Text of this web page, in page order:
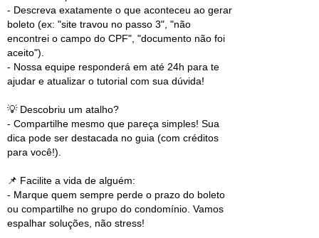
- Descreva exatamente o que aconteceu ao gerar
boleto (ex: "site travou no passo 3", "não
encontrei o campo do CPF", "documento não foi
aceito").
- Nossa equipe responderá em até 24h para te
ajudar e atualizar o tutorial com sua dúvida!
💡 Descobriu um atalho?
- Compartilhe mesmo que pareça simples! Sua
dica pode ser destacada no guia (com créditos
para você!).
📌 Facilite a vida de alguém:
- Marque quem sempre perde o prazo do boleto
ou compartilhe no grupo do condomínio. Vamos
espalhar soluções, não stress!